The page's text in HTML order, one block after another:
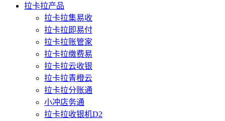
拉卡拉产品
拉卡拉集易收
拉卡拉即易付
拉卡拉账管家
拉卡拉缴费易
拉卡拉云收银
拉卡拉青橙云
拉卡拉分账通
小冲店务通
拉卡拉收银机D2